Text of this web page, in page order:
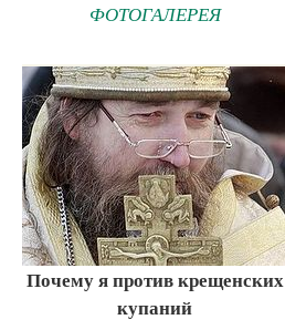
ФОТОГАЛЕРЕЯ
Почему я против крещенских
купаний